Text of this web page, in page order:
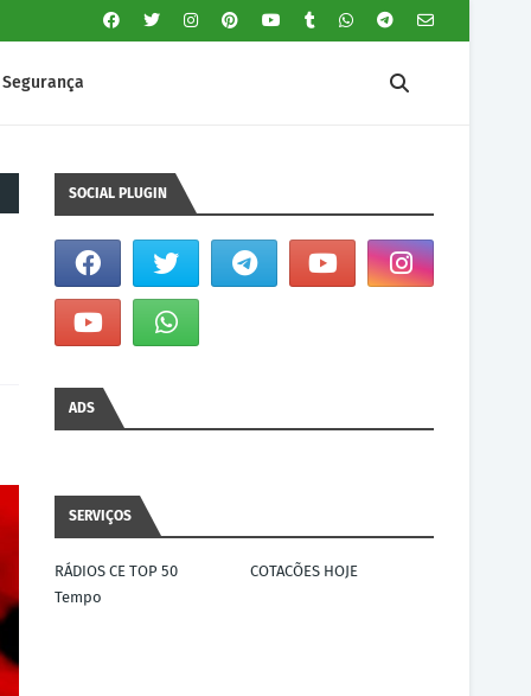
Segurança
SOCIAL PLUGIN
ADS
SERVIÇOS
RÁDIOS CE TOP 50
COTACÕES HOJE
Tempo